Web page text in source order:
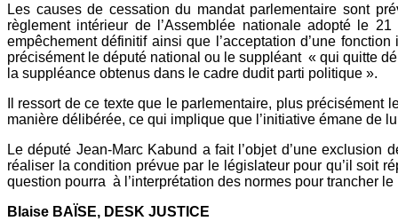
Les causes de cessation du mandat parlementaire sont
règlement intérieur de l’Assemblée nationale adopté le
empêchement définitif ainsi que l’acceptation d’une
précisément le député national ou le suppléant « qui quitte
la suppléance obtenus dans le cadre dudit parti politique ».
Il ressort de ce texte que le parlementaire, plus
manière délibérée, ce qui implique que l’initiative émane de
Le député Jean-Marc Kabund a fait l’objet d’une
réaliser la condition prévue par le législateur pour qu’il soit
question pourra à l’interprétation des normes pour trancher
Blaise BAÏSE, DESK JUSTICE